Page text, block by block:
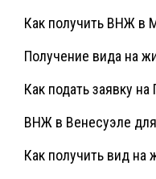
Как получить ВНЖ в
Получение вида на
Как подать заявку на
ВНЖ в Венесуэле
Как получить вид на